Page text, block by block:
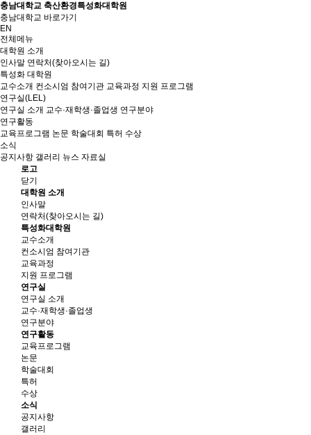
충남대학교 축산환경특성화대학원
충남대학교 바로가기
EN
전체메뉴
대학원 소개
인사말 연락처(찾아오시는 길)
특성화 대학원
교수소개 컨소시엄 참여기관 교육과정 지원 프로그램
연구실(LEL)
연구실 소개 교수·재학생·졸업생 연구분야
연구활동
교육프로그램 논문 학술대회 특허 수상
소식
공지사항 갤러리 뉴스 자료실
로고
닫기
대학원 소개
인사말
연락처(찾아오시는 길)
특성화대학원
교수소개
컨소시엄 참여기관
교육과정
지원 프로그램
연구실
연구실 소개
교수·재학생·졸업생
연구분야
연구활동
교육프로그램
논문
학술대회
특허
수상
소식
공지사항
갤러리